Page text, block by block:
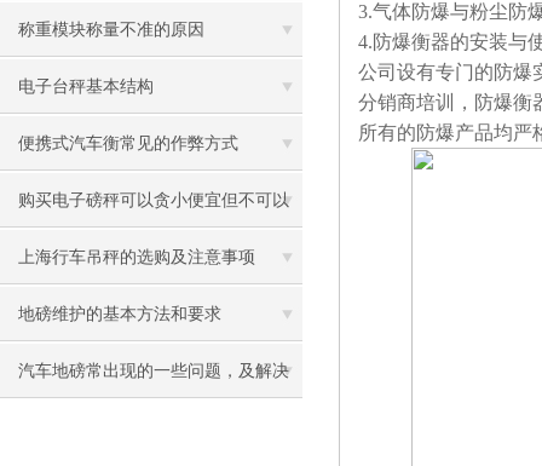
称重模块称量不准的原因
电子台秤基本结构
便携式汽车衡常见的作弊方式
购买电子磅秤可以贪小便宜但不可以
贪便宜！
上海行车吊秤的选购及注意事项
地磅维护的基本方法和要求
汽车地磅常出现的一些问题，及解决
3.气体防爆与粉尘防
4.防爆衡器的安装与
公司设有专门的防爆
分销商培训，防爆衡
所有的防爆产品均严